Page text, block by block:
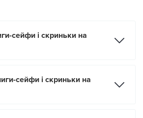
сейфи і скриньки на
сейфи і скриньки на